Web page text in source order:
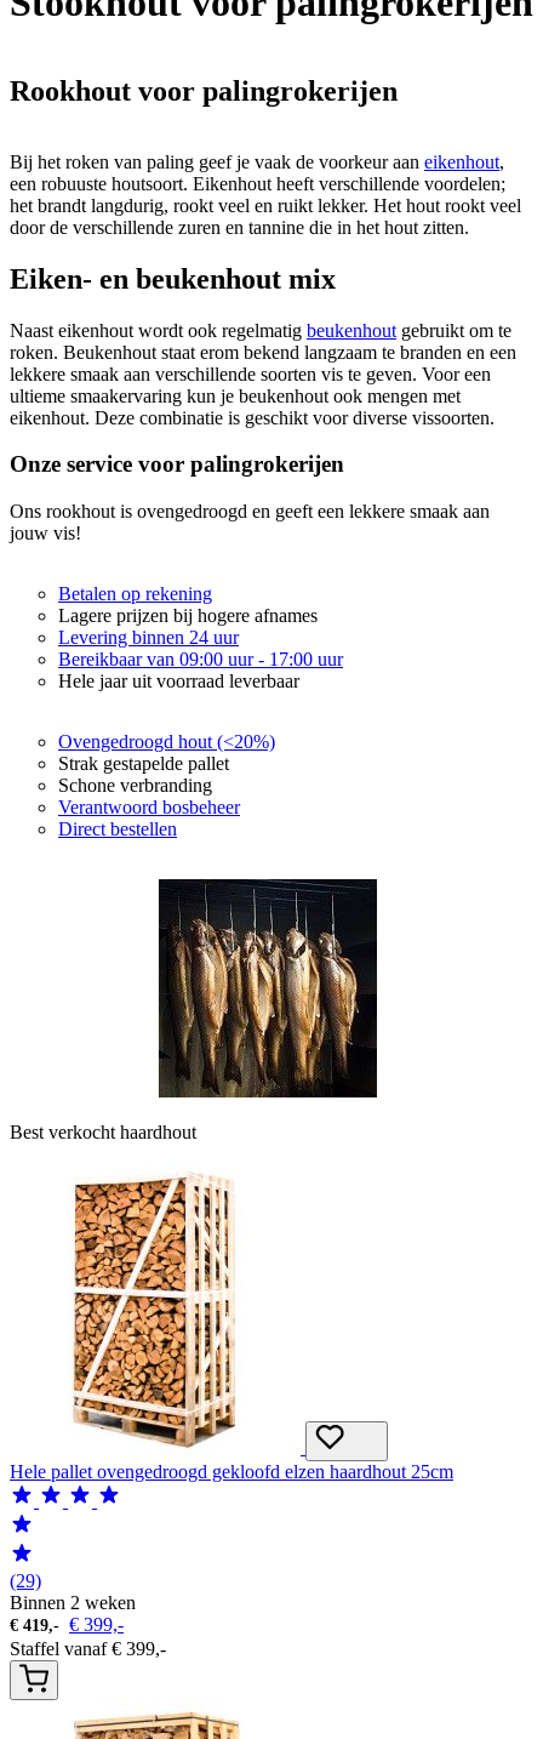
Rookhout voor palingrokerijen
Bij het roken van paling geef je vaak de voorkeur aan eikenhout,
een robuuste houtsoort. Eikenhout heeft verschillende voordelen;
het brandt langdurig, rookt veel en ruikt lekker. Het hout rookt veel
door de verschillende zuren en tannine die in het hout zitten.
Eiken- en beukenhout mix
Naast eikenhout wordt ook regelmatig beukenhout gebruikt om te
roken. Beukenhout staat erom bekend langzaam te branden en een
lekkere smaak aan verschillende soorten vis te geven. Voor een
ultieme smaakervaring kun je beukenhout ook mengen met
eikenhout. Deze combinatie is geschikt voor diverse vissoorten.
Onze service voor palingrokerijen
Ons rookhout is ovengedroogd en geeft een lekkere smaak aan
jouw vis!
Betalen op rekening
Lagere prijzen bij hogere afnames
Levering binnen 24 uur
Bereikbaar van 09:00 uur - 17:00 uur
Hele jaar uit voorraad leverbaar
Ovengedroogd hout (<20%)
Strak gestapelde pallet
Schone verbranding
Verantwoord bosbeheer
Direct bestellen
Best verkocht haardhout
Hele pallet ovengedroogd gekloofd elzen haardhout 25cm
(29)
Binnen 2 weken
€ 419,- € 399,-
Staffel vanaf€ 399,-